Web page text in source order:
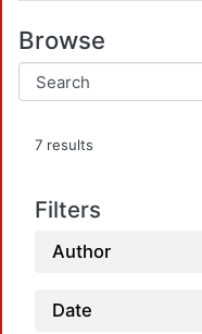
Browse
7 results
Filters
Author
Date